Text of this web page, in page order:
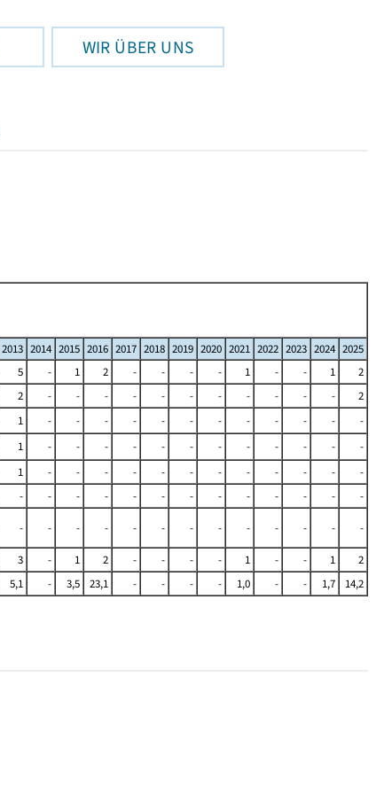
WIR ÜBER UNS
2013 2014 2015 2016 2017 2018 2019 2020 2021 2022 2023 2024 2025
5 - 1 2 - - - - 1 - - 1
2
2 - - - - - - - - - - -
2
1 - - - - - - - - - - -
-
1 - - - - - - - - - - -
-
1 - - - - - - - - - - -
-
- - - - - - - - - - - -
-
- - - - - - - - - - - - -
3 - 1 2 - - - - 1 - - 1
2
5,1 - 3,5 23,1 - - - - 1,0 - - 1,7 14,2